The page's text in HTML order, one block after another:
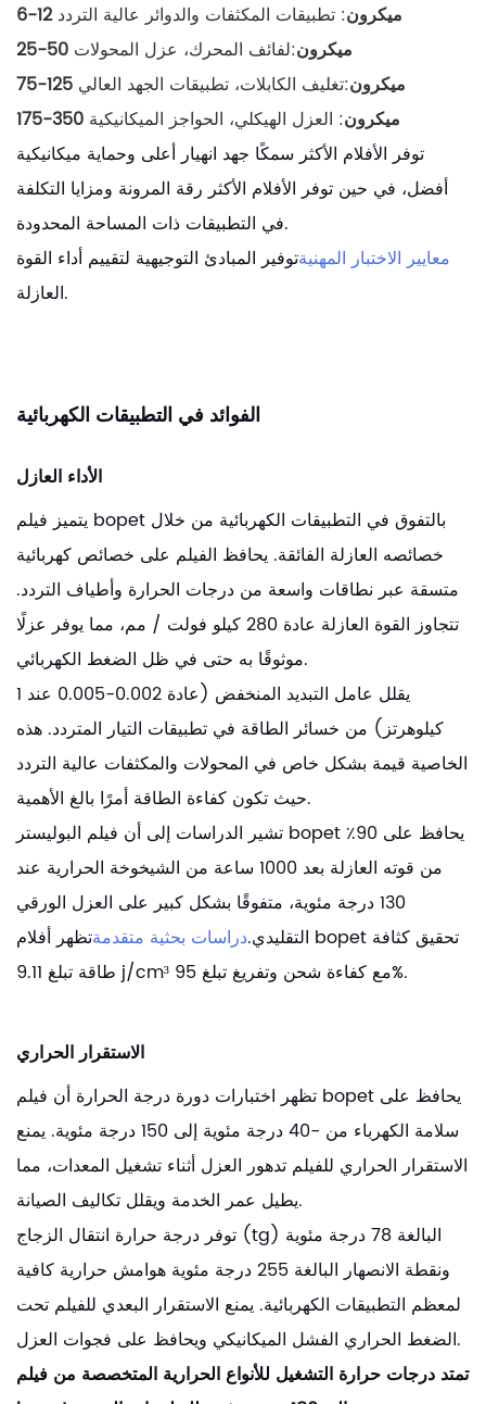
6-12 ميكرون: تطبيقات المكثفات والدوائر عالية التردد
25-50 ميكرون:لفائف المحرك، عزل المحولات
75-125 ميكرون:تغليف الكابلات، تطبيقات الجهد العالي
175-350 ميكرون: العزل الهيكلي، الحواجز الميكانيكية
توفر الأفلام الأكثر سمكًا جهد انهيار أعلى وحماية ميكانيكية
أفضل، في حين توفر الأفلام الأكثر رقة المرونة ومزايا التكلفة
في التطبيقات ذات المساحة المحدودة.
معايير الاختبار المهنيةتوفير المبادئ التوجيهية لتقييم أداء القوة
العازلة.
الفوائد في التطبيقات الكهربائية
الأداء العازل
يتميز فيلم bopet بالتفوق في التطبيقات الكهربائية من خلال
خصائصه العازلة الفائقة. يحافظ الفيلم على خصائص كهربائية
متسقة عبر نطاقات واسعة من درجات الحرارة وأطياف التردد.
تتجاوز القوة العازلة عادة 280 كيلو فولت / مم، مما يوفر عزلًا
موثوقًا به حتى في ظل الضغط الكهربائي.
يقلل عامل التبديد المنخفض (عادة 0.002-0.005 عند 1
كيلوهرتز) من خسائر الطاقة في تطبيقات التيار المتردد. هذه
الخاصية قيمة بشكل خاص في المحولات والمكثفات عالية التردد
حيث تكون كفاءة الطاقة أمرًا بالغ الأهمية.
تشير الدراسات إلى أن فيلم البوليستر bopet يحافظ على 90٪
من قوته العازلة بعد 1000 ساعة من الشيخوخة الحرارية عند
130 درجة مئوية، متفوقًا بشكل كبير على العزل الورقي
التقليدي.دراسات بحثية متقدمةتظهر أفلام bopet تحقيق كثافة
طاقة تبلغ 9.11 j/cm³ مع كفاءة شحن وتفريغ تبلغ 95%.
الاستقرار الحراري
تظهر اختبارات دورة درجة الحرارة أن فيلم bopet يحافظ على
سلامة الكهرباء من -40 درجة مئوية إلى 150 درجة مئوية. يمنع
الاستقرار الحراري للفيلم تدهور العزل أثناء تشغيل المعدات، مما
يطيل عمر الخدمة ويقلل تكاليف الصيانة.
توفر درجة حرارة انتقال الزجاج (tg) البالغة 78 درجة مئوية
ونقطة الانصهار البالغة 255 درجة مئوية هوامش حرارية كافية
لمعظم التطبيقات الكهربائية. يمنع الاستقرار البعدي للفيلم تحت
الضغط الحراري الفشل الميكانيكي ويحافظ على فجوات العزل.
تمتد درجات حرارة التشغيل للأنواع الحرارية المتخصصة من فيلم